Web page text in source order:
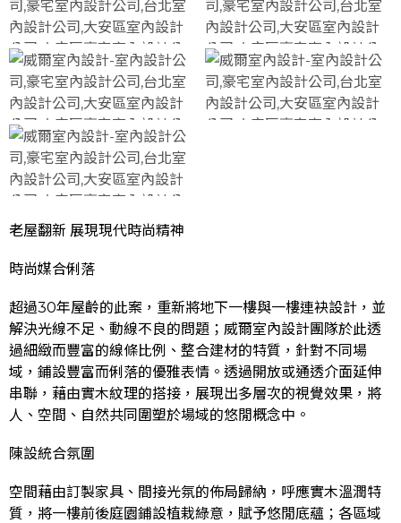
老屋翻新 展現現代時尚精神
時尚媒合俐落
超過30年屋齡的此案，重新將地下一樓與一樓連袂設計，並
解決光線不足、動線不良的問題；威爾室內設計團隊於此透
過細緻而豐富的線條比例、整合建材的特質，針對不同場
域，鋪設豐富而俐落的優雅表情。透過開放或通透介面延伸
串聯，藉由實木紋理的搭接，展現出多層次的視覺效果，將
人、空間、自然共同圍塑於場域的悠閒概念中。
陳設統合氛圍
空間藉由訂製家具、間接光氛的佈局歸納，呼應實木溫潤特
質，將一樓前後庭園鋪設植栽綠意，賦予悠閒底蘊；各區域